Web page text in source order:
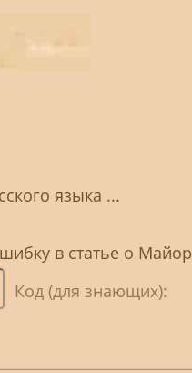
языка ...
в статье о
Код (для знающих):